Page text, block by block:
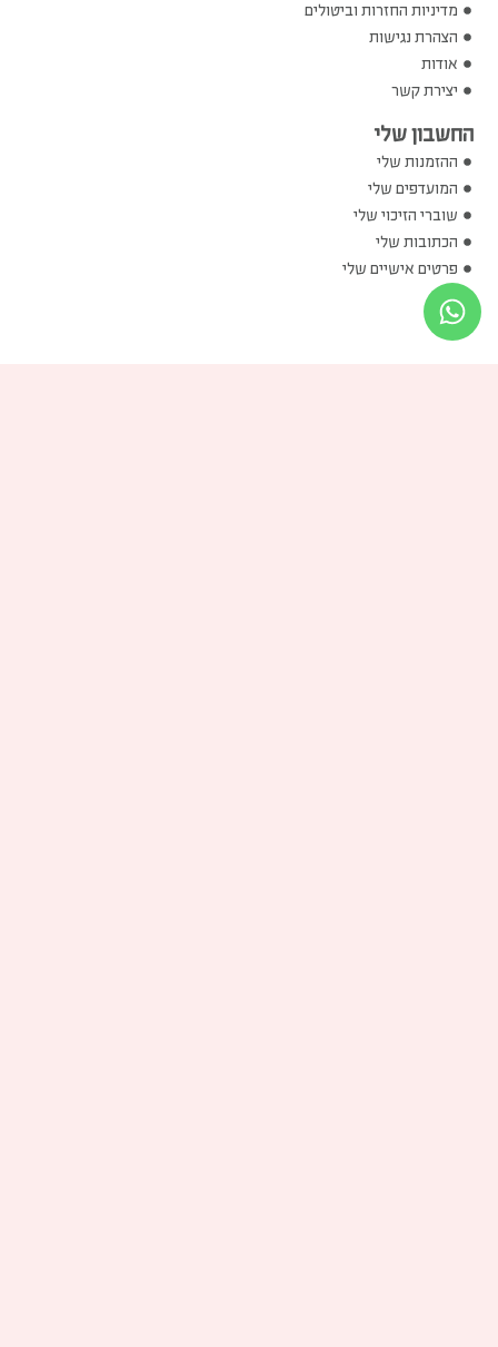
מדיניות החזרות וביטולים
הצהרת נגישות
אודות
יצירת קשר
החשבון שלי
ההזמנות שלי
המועדפים שלי
שוברי הזיכוי שלי
הכתובות שלי
פרטים אישיים שלי